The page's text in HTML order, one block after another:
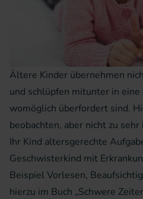
Ältere Kinder übernehmen
und schlüpfen mitunter in
womöglich überfordert sind.
beobachten, aber nicht zu
Ihr Kind altersgerechte
Geschwisterkind mit
Beispiel Vorlesen,
hierzu im Buch „Schwere